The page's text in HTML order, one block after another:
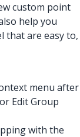
custom point
help you
that are easy to,
menu after
Edit Group
with the